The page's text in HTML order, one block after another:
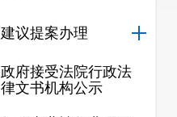
建议提案办理
政府接受法院行政法
律文书机构公示